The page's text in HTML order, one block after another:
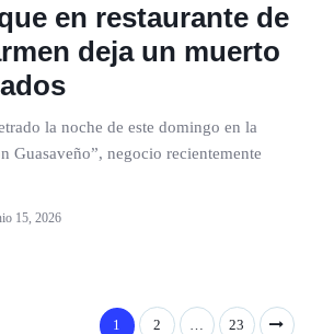
en restaurante de
deja un muerto
la noche de este domingo en la
Guasaveño”, negocio recientemente
15, 2026
1 2 … 23